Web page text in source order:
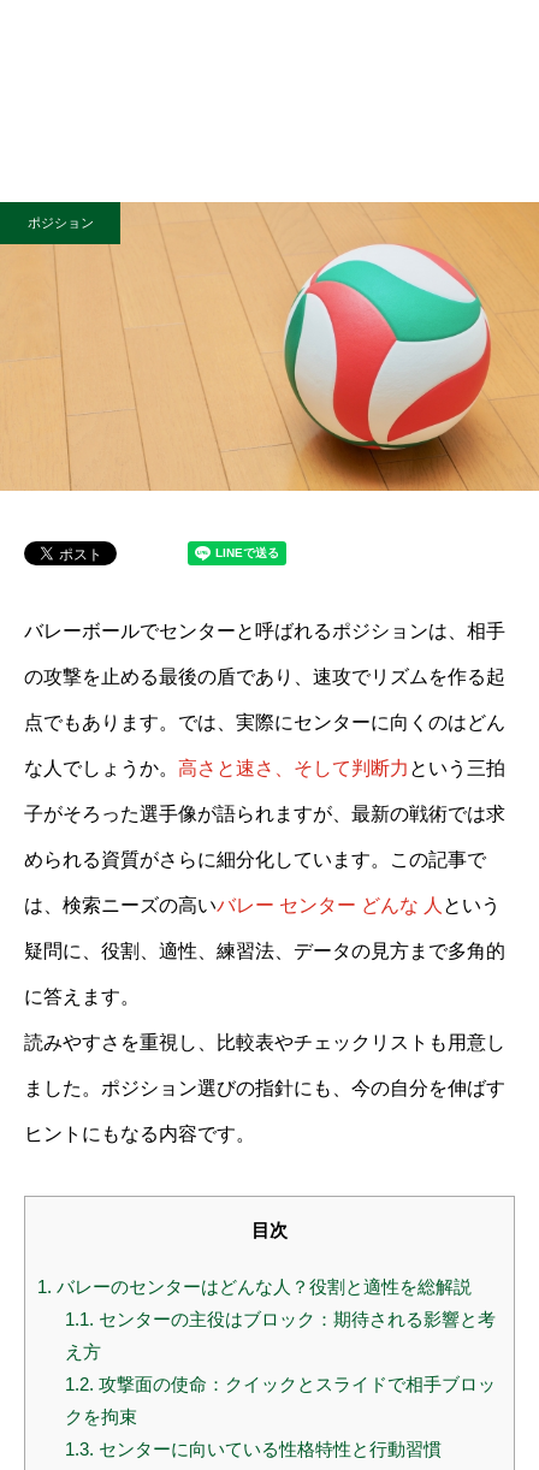
ポジション
バレーボールでセンターと呼ばれるポジションは、相手
の攻撃を止める最後の盾であり、速攻でリズムを作る起
点でもあります。では、実際にセンターに向くのはどん
な人でしょうか。 高さと速さ、そして判断力 という三拍
子がそろった選手像が語られますが、最新の戦術では求
められる資質がさらに細分化しています。この記事で
は、検索ニーズの高いバレー センター どんな 人 という
疑問に、役割、適性、練習法、データの見方まで多角的
に答えます。
読みやすさを重視し、比較表やチェックリストも用意し
ました。ポジション選びの指針にも、今の自分を伸ばす
ヒントにもなる内容です。
目次
1. バレーのセンターはどんな人？役割と適性を総解説
1.1. センターの主役はブロック：期待される影響と考
え方
1.2. 攻撃面の使命：クイックとスライドで相手ブロッ
クを拘束
1.3. センターに向いている性格特性と行動習慣